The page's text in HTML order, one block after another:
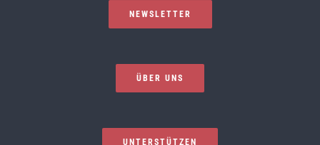
NEWSLETTER
ÜBER UNS
UNTERSTÜTZEN